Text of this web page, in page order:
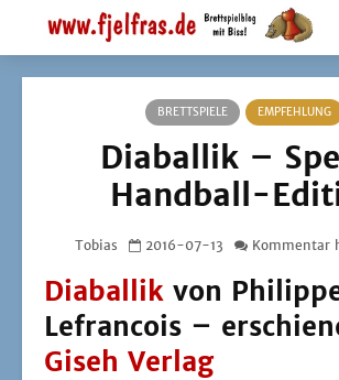
BRETTSPIELE EMPFEHLUNG
Diaballik –
Handball-
Tobias 2016-07-13 Kommentar
Diaballik von
Lefrancois –
Giseh Verlag